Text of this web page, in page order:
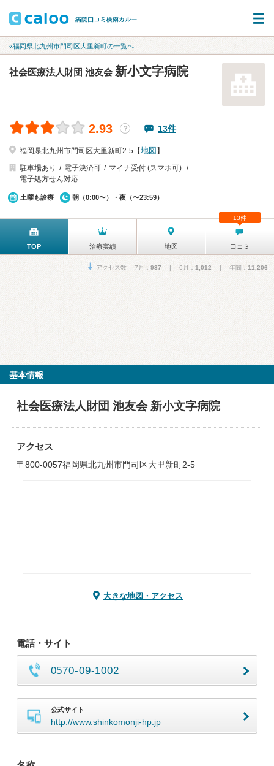
«福岡県北九州市門司区大里新町の一覧へ
社会医療法人財団 池友会 新小文字病院
2.93 ？ 13件
福岡県北九州市門司区大里新町2-5【地図 】
駐車場あり
電子決済可
マイナ受付 (スマホ可)
電子処方せん対応
土曜も診療 朝（0:00〜）・夜（〜23:59）
TOP 治療実績 地図 口コミ
13件
アクセス数 7月： 937 | 6月： 1,012 | 年間： 11,206
基本情報
社会医療法人財団 池友会 新小文字病院
アクセス
〒800-0057福岡県北九州市門司区大里新町2-5
大きな地図・アクセス
電話・サイト
0570-09-1002
公式サイト
http://www.shinkomonji-hp.jp